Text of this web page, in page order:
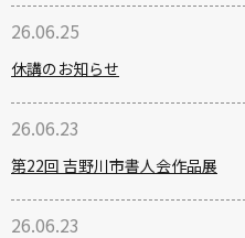
26.06.25
休講のお知らせ
26.06.23
第22回 吉野川市書人会作品展
26.06.23